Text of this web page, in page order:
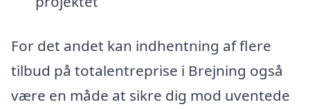
For det andet kan indhentning af flere
tilbud på totalentreprise i Brejning også
være en måde at sikre dig mod uventede